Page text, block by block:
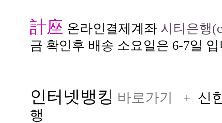
計座 온라인결제계좌 시티은행
금 확인후 배송 소요일은 6-7일
인터넷뱅킹 바로가기 + 신
행